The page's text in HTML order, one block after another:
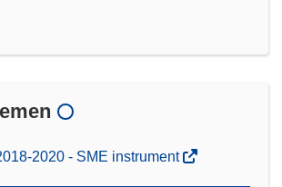
2020 - SME instrument